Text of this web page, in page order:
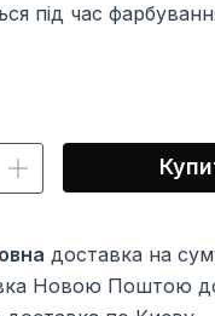
під час
доставка на
Новою Поштою до